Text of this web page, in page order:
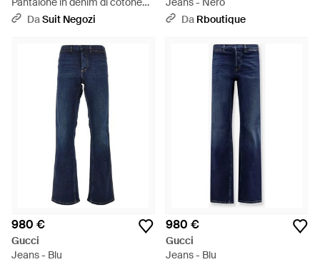
con nastro web - Blu
DaSuit Negozi
Da Rboutique
980 €
Gucci
Jeans - Blu
980 €
Gucci
Jeans - Blu